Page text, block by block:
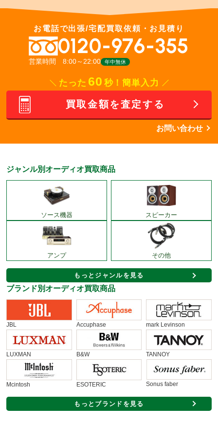
お電話で出張/宅配買取依頼・お見積り
0120-976-355
営業時間 8:00～22:00 年中無休
たった 60 秒！簡単入力
買取金額を査定する
お問い合わせ
ジャンル別オーディオ買取商品
ソース機器 スピーカー
アンプ その他
もっとジャンルを見る
ブランド別オーディオ買取商品
JBL Accuphase mark Levinson
LUXMAN B&W TANNOY
Mcintosh ESOTERIC Sonus faber
もっとブランドを見る